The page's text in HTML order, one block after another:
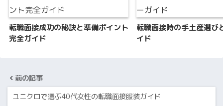
転職面接成功の秘訣と準備ポイント
完全ガイド
転職面接時の手土産選び
イド
前の記事
ユニクロで選ぶ40代女性の転職面接服装ガイド